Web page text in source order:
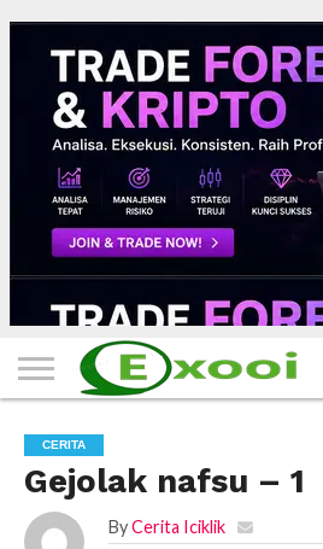
HOME
FILTER
BERITA
BIODATA
CERITA
CERPEN
EKSKLUSIF
FOTO
VIDEO
TIPS
MORE
CERITA
Gejolak nafsu – 1
By Cerita Iciklik